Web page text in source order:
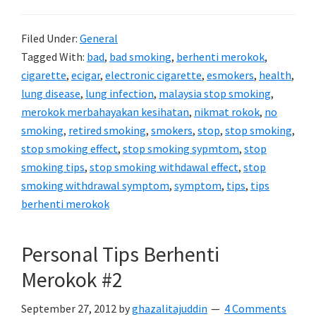
Filed Under: General
Tagged With: bad, bad smoking, berhenti merokok,
cigarette, ecigar, electronic cigarette, esmokers, health,
lung disease, lung infection, malaysia stop smoking,
merokok merbahayakan kesihatan, nikmat rokok, no
smoking, retired smoking, smokers, stop, stop smoking,
stop smoking effect, stop smoking sypmtom, stop
smoking tips, stop smoking withdawal effect, stop
smoking withdrawal symptom, symptom, tips, tips
berhenti merokok
Personal Tips Berhenti
Merokok #2
September 27, 2012 byghazalitajuddin 4 Comments